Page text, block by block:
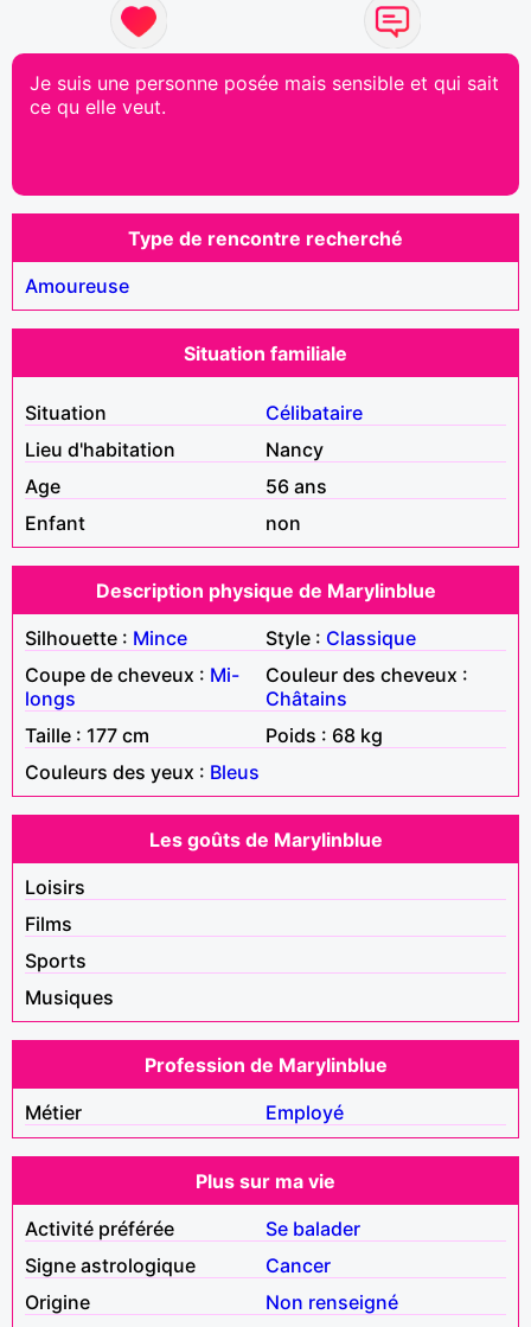
Je suis une personne posée mais sensible et qui sait
ce qu elle veut.
Type de rencontre recherché
Amoureuse
Situation familiale
Situation
Célibataire
Lieu d'habitation
Nancy
Age
56 ans
Enfant
non
Description physique de Marylinblue
Silhouette : Mince Style : Classique
Coupe de cheveux : Mi-
longs
Couleur des cheveux :
Châtains
Taille : 177 cm
Poids : 68 kg
Couleurs des yeux : Bleus
Les goûts de Marylinblue
Loisirs
Films
Sports
Musiques
Profession de Marylinblue
Métier
Employé
Plus sur ma vie
Activité préférée
Se balader
Signe astrologique
Cancer
Origine
Non renseigné